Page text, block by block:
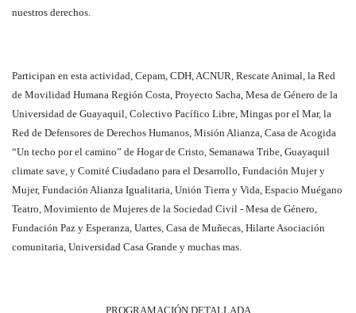
nuestros derechos.
Participan en esta actividad, Cepam, CDH, ACNUR, Rescate Animal, la Red
de Movilidad Humana Región Costa, Proyecto Sacha, Mesa de Género de la
Universidad de Guayaquil, Colectivo Pacífico Libre, Mingas por el Mar, la
Red de Defensores de Derechos Humanos, Misión Alianza, Casa de Acogida
“Un techo por el camino” de Hogar de Cristo, Semanawa Tribe, Guayaquil
climate save, y Comité Ciudadano para el Desarrollo, Fundación Mujer y
Mujer, Fundación Alianza Igualitaria, Unión Tierra y Vida, Espacio Muégano
Teatro, Movimiento de Mujeres de la Sociedad Civil - Mesa de Género,
Fundación Paz y Esperanza, Uartes, Casa de Muñecas, Hilarte Asociación
comunitaria, Universidad Casa Grande y muchas mas.
PROGRAMACIÓN DETALLADA